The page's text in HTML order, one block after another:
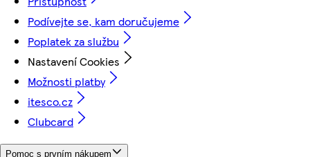
Podívejte se, kam doručujeme
Poplatek za službu
Nastavení Cookies
Možnosti platby
itesco.cz
Clubcard
Pomoc s prvním nákupem